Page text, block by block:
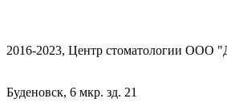
2016-2023, Центр стоматологии ООО
Буденовск, 6 мкр. зд. 21